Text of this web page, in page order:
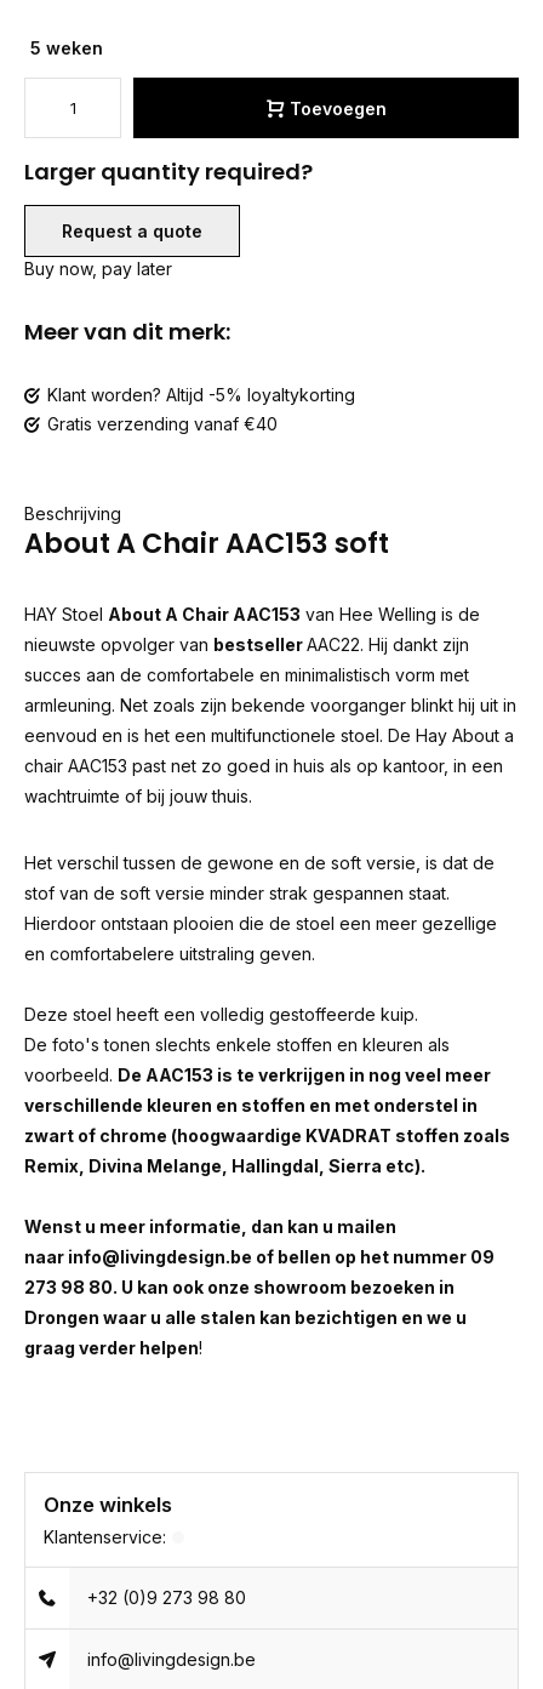
5 weken
Toevoegen
Larger quantity required?
Request a quote
Buy now, pay later
Meer van dit merk:
Klant worden? Altijd -5% loyaltykorting
Gratis verzending vanaf €40
Beschrijving
About A Chair AAC153 soft
HAY Stoel About A Chair AAC153 van Hee Welling is de
nieuwste opvolger van bestsellerAAC22. Hij dankt zijn
succes aan de comfortabele en minimalistisch vorm met
armleuning. Net zoals zijn bekende voorganger blinkt hij uit in
eenvoud en is het een multifunctionele stoel. De Hay About a
chair AAC153 past net zo goed in huis als op kantoor, in een
wachtruimte of bij jouw thuis.
Het verschil tussen de gewone en de soft versie, is dat de
stof van de soft versie minder strak gespannen staat.
Hierdoor ontstaan plooien die de stoel een meer gezellige
en comfortabelere uitstraling geven.
Deze stoel heeft een volledig gestoffeerde kuip.
De foto's tonen slechts enkele stoffen en kleuren als
voorbeeld. De AAC153 is te verkrijgen in nog veel meer
verschillende kleuren en stoffen en met onderstel in
zwart of chrome (hoogwaardige KVADRAT stoffen zoals
Remix, Divina Melange, Hallingdal, Sierra etc).
Wenst u meer informatie, dan kan u mailen
naar info@livingdesign.be of bellen op het nummer 09
273 98 80. U kan ook onze showroom bezoeken in
Drongen waar u alle stalen kan bezichtigen en we u
graag verder helpen!
Onze winkels
Klantenservice:
+32 (0)9 273 98 80
info@livingdesign.be